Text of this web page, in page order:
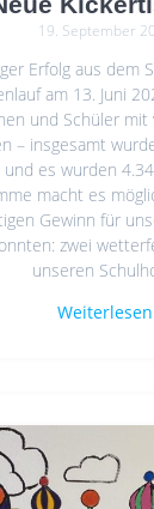
19. September
Erfolg aus dem
am 13. Juni
und Schüler mit
– insgesamt
es wurden
macht es
Gewinn für
zwei
unseren
Weiterlesen